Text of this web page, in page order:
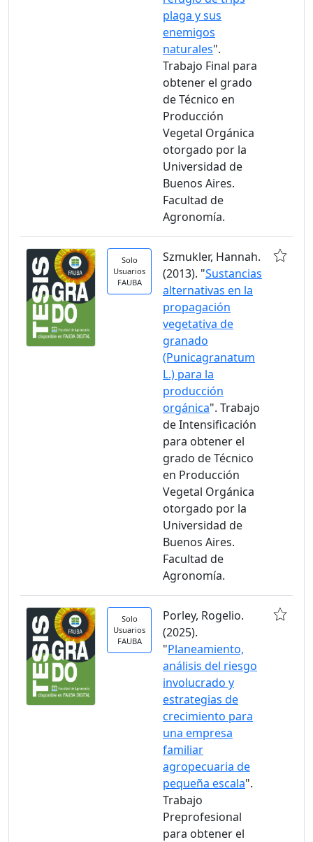
plaga y sus
enemigos
naturales".
Trabajo Final para
obtener el grado
de Técnico en
Producción
Vegetal Orgánica
otorgado por la
Universidad de
Buenos Aires.
Facultad de
Agronomía.
Solo
Usuarios
FAUBA
Szmukler, Hannah.
(2013). "Sustancias
alternativas en la
propagación
vegetativa de
granado
(Punicagranatum
L.) para la
producción
orgánica". Trabajo
de Intensificación
para obtener el
grado de Técnico
en Producción
Vegetal Orgánica
otorgado por la
Universidad de
Buenos Aires.
Facultad de
Agronomía.
Solo
Usuarios
FAUBA
Porley, Rogelio.
(2025).
"Planeamiento,
análisis del riesgo
involucrado y
estrategias de
crecimiento para
una empresa
familiar
agropecuaria de
pequeña escala".
Trabajo
Preprofesional
para obtener el